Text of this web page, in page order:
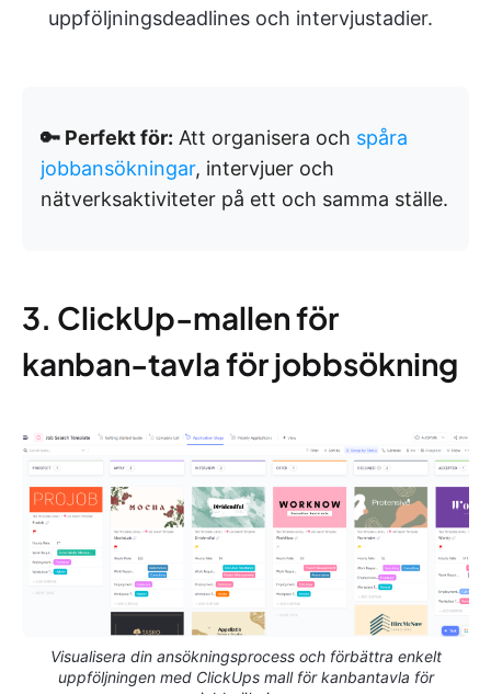
uppföljningsdeadlines och intervjustadier.
🔑 Perfekt för: Att organisera och spåra
jobbansökningar, intervjuer och
nätverksaktiviteter på ett och samma ställe.
3. ClickUp-mallen för
kanban-tavla för jobbsökning
Visualisera din ansökningsprocess och förbättra enkelt
uppföljningen med ClickUps mall för kanbantavla för